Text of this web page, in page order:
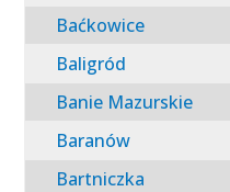
Baćkowice
Baligród
Banie Mazurskie
Baranów
Bartniczka